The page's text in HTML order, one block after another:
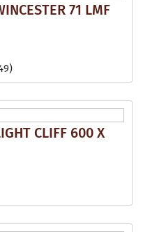
71 LMF
CLIFF 600 X